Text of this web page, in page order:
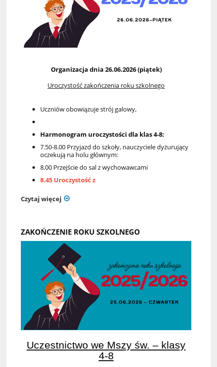
Organizacja dnia 26.06.2026 (piątek)
Uroczystość zakończenia roku szkolnego
Uczniów obowiązuje strój galowy,
Harmonogram uroczystości dla klas 4-8:
7.50-8.00 Przyjazd do szkoły, nauczyciele dyżurujący
oczekują na holu głównym:
8.00 Przejście do sal z wychowawcami
8.45 Uroczystość z
Czytaj więcej
ZAKOŃCZENIE ROKU SZKOLNEGO
Uczestnictwo we Mszy św. – klasy
4-8